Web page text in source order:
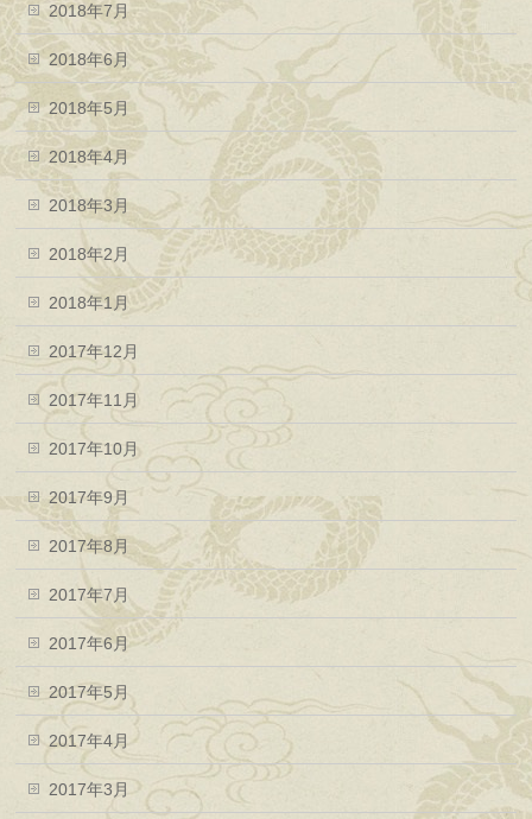
2018年7月
2018年6月
2018年5月
2018年4月
2018年3月
2018年2月
2018年1月
2017年12月
2017年11月
2017年10月
2017年9月
2017年8月
2017年7月
2017年6月
2017年5月
2017年4月
2017年3月